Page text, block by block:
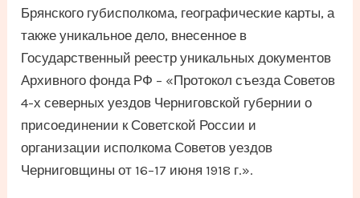
Брянского губисполкома, географические карты, а
также уникальное дело, внесенное в
Государственный реестр уникальных документов
Архивного фонда РФ – «Протокол съезда Советов
4-х северных уездов Черниговской губернии о
присоединении к Советской России и
организации исполкома Советов уездов
Черниговщины от 16–17 июня 1918 г.».